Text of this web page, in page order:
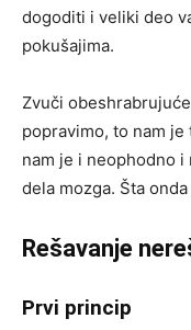
dogoditi i veliki deo
pokušajima.
Zvuči
popravimo, to nam
nam je i neophodno
dela mozga. Šta
Rešavanje
Prvi princip